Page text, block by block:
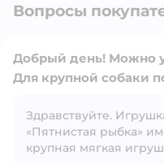
Вопросы
Добрый день! Можно
Для крупной собаки
Здравствуйте.
«Пятнистая рыбка»
крупная мягкая